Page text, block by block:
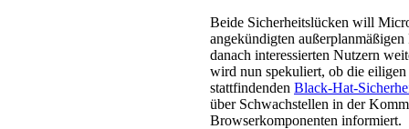
Beide Sicherheitslücken will
angekündigten
danach interessierten Nutzern
wird nun spekuliert, ob die
stattfindenden Black-Hat-
über Schwachstellen in der
Browserkomponenten informiert.